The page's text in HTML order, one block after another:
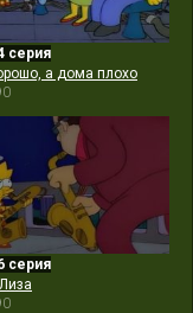
серия
а дома плохо
серия